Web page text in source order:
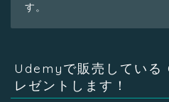
す。
Udemyで販売している
レゼントします！